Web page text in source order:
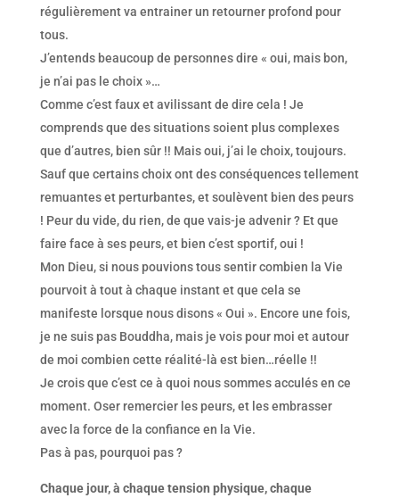
régulièrement va entrainer un retourner profond pour
tous.
J’entends beaucoup de personnes dire « oui, mais bon,
je n’ai pas le choix »…
Comme c’est faux et avilissant de dire cela ! Je
comprends que des situations soient plus complexes
que d’autres, bien sûr !! Mais oui, j’ai le choix, toujours.
Sauf que certains choix ont des conséquences tellement
remuantes et perturbantes, et soulèvent bien des peurs
! Peur du vide, du rien, de que vais-je advenir ? Et que
faire face à ses peurs, et bien c’est sportif, oui !
Mon Dieu, si nous pouvions tous sentir combien la Vie
pourvoit à tout à chaque instant et que cela se
manifeste lorsque nous disons « Oui ». Encore une fois,
je ne suis pas Bouddha, mais je vois pour moi et autour
de moi combien cette réalité-là est bien…réelle !!
Je crois que c’est ce à quoi nous sommes acculés en ce
moment. Oser remercier les peurs, et les embrasser
avec la force de la confiance en la Vie.
Pas à pas, pourquoi pas ?
Chaque jour, à chaque tension physique, chaque